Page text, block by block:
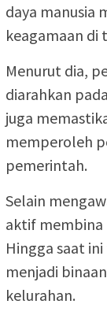
daya manusia
keagamaan di
Menurut dia,
diarahkan
juga
memperoleh
pemerintah.
Selain
aktif membina
Hingga saat
menjadi
kelurahan.